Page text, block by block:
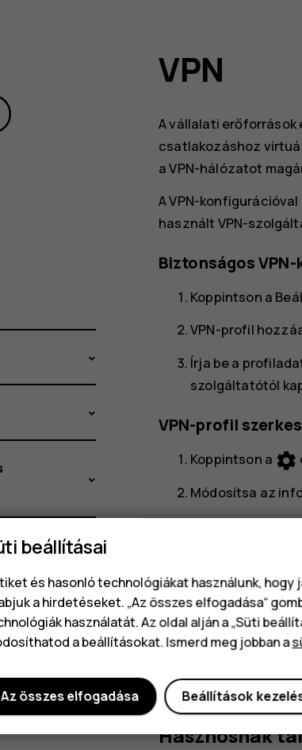
VPN
A vállalati
csatlakozáshoz
a VPN-hálózatot
A VPN-
használt VPN-
Biztonságos
Koppintson a
VPN-profil
Írja be a
szolgáltatótól
VPN-profil
Koppintson a settings
Módosítsa az
Koppintson az
Hasznosnak
beállításai
és hasonló technológiákat használunk,
a hirdetéseket. „Az összes elfogadása“
használatát. Az oldal alján a „Süti
a beállításokat. Ismerd meg jobban a
Beállítások
Az összes elfogadása